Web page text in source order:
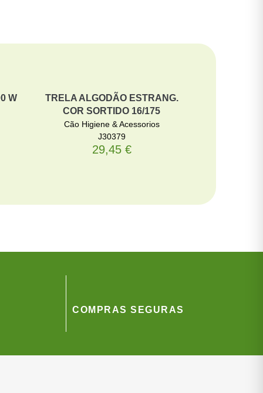
W
TRELA ALGODÃO ESTRANG.
COR SORTIDO 16/175
Cão Higiene & Acessorios
J30379
29,45 €
COMPRAS SEGURAS